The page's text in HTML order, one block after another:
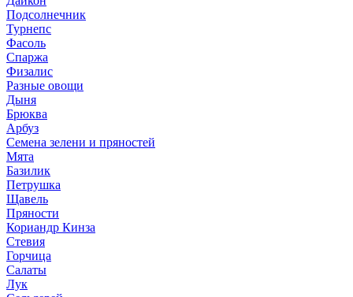
Подсолнечник
Турнепс
Фасоль
Спаржа
Физалис
Разные овощи
Дыня
Брюква
Арбуз
Семена зелени и пряностей
Мята
Базилик
Петрушка
Щавель
Пряности
Кориандр Кинза
Стевия
Горчица
Салаты
Лук